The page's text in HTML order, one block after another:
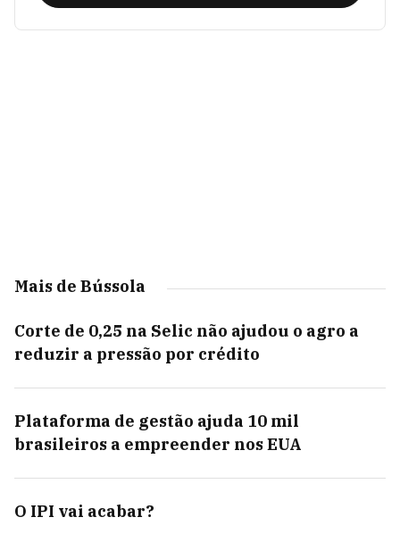
Mais de Bússola
Corte de 0,25 na Selic não ajudou o agro a
reduzir a pressão por crédito
Plataforma de gestão ajuda 10 mil
brasileiros a empreender nos EUA
O IPI vai acabar?